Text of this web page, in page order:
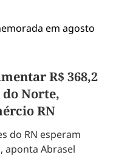
R$ 368,2
Norte,
RN
do RN esperam
aponta Abrasel